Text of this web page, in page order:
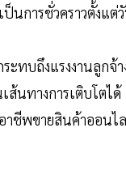
นการชั่วคราวตั้งแต่
ะทบถึงแรงงานลูกจ้า
ส้นทางการเติบโตได้
าชีพขายสินค้าออนไ